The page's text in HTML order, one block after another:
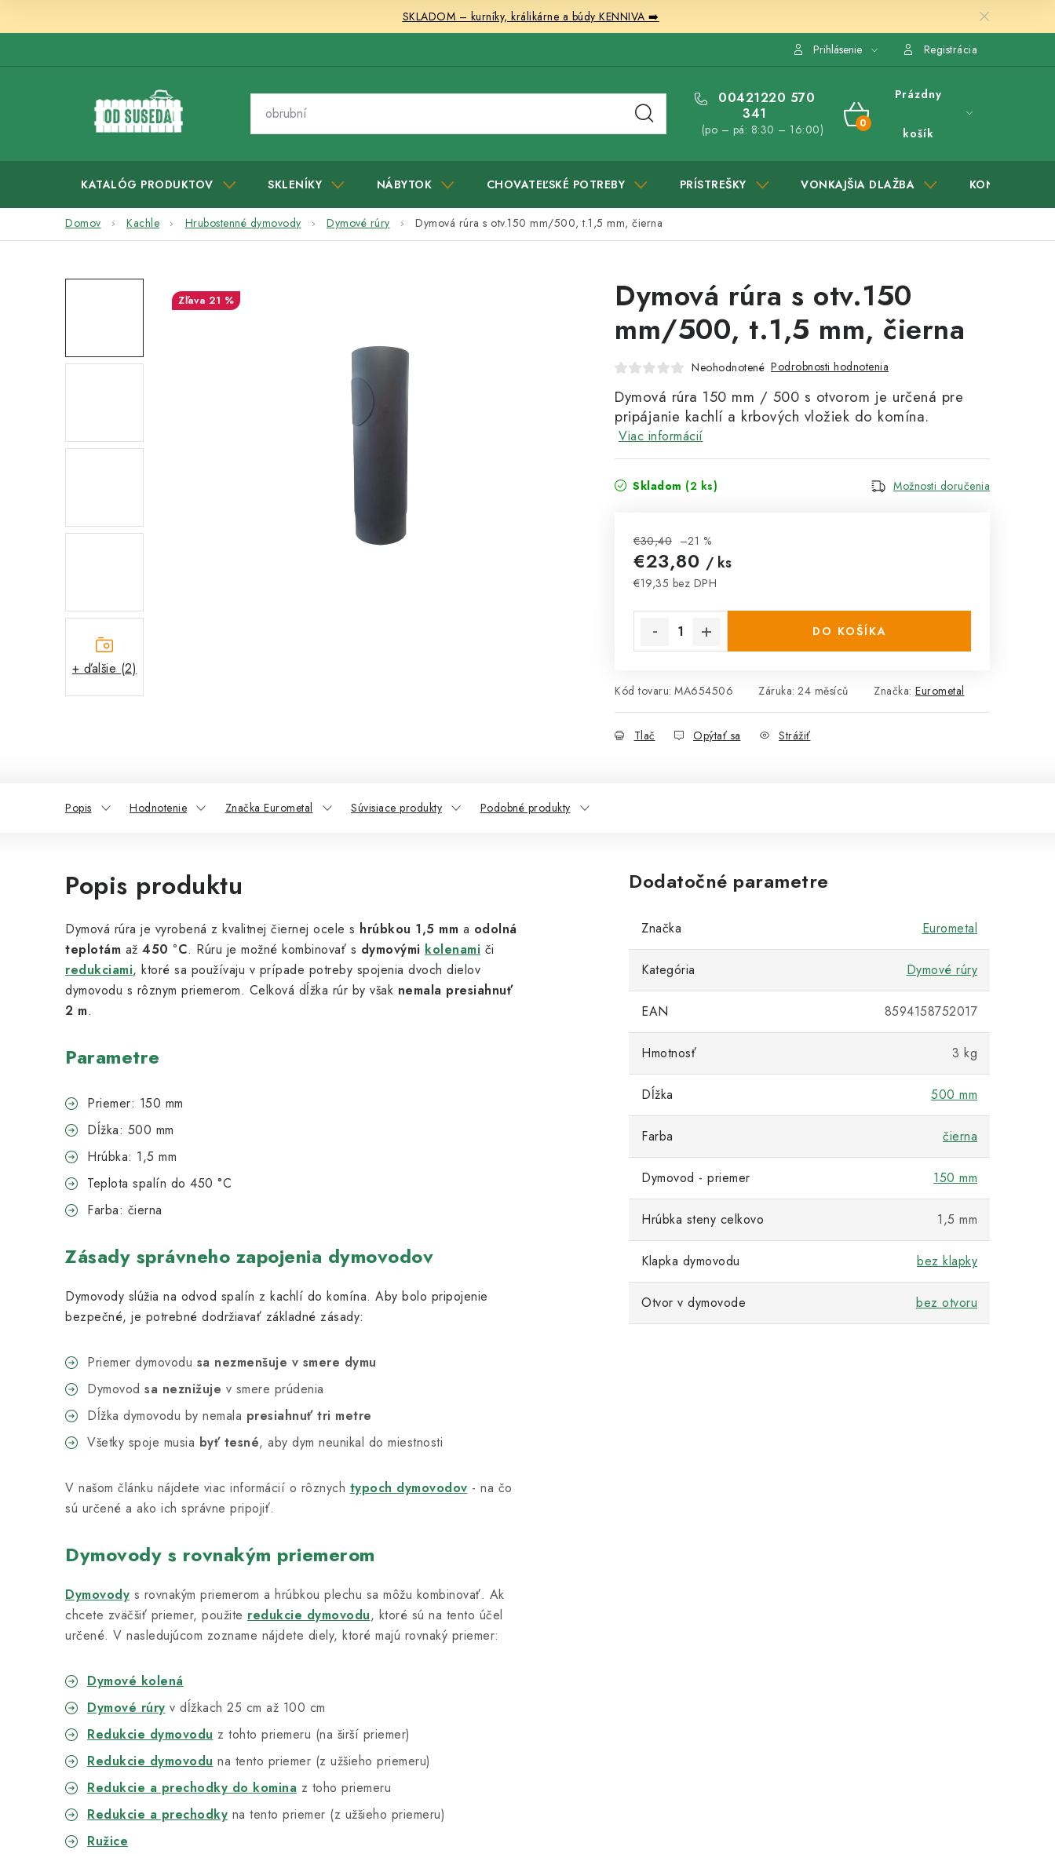
SKLADOM – kurníky, králikárne a búdy KENNIVA ➡️
Prihlásenie Registrácia
00421220 570
341
(po – pá: 8:30 – 16:00)
NÁKUPNÝ
Prázdny
košík
KATALÓG PRODUKTOV SKLENÍKY NÁBYTOK CHOVATEĽSKÉ POTREBY PRÍSTREŠKY VONKAJŠIA DLAŽBA KONTAKTY
Domov Kachle Hrubostenné dymovody Dymové rúry Dymová rúra s otv.150 mm/500, t.1,5 mm, čierna
+ ďalšie (2)
Dymová rúra s otv.150
mm/500, t.1,5 mm, čierna
Neohodnotené Podrobnosti hodnotenia
Dymová rúra 150 mm / 500 s otvorom je určená pre
pripájanie kachlí a krbových vložiek do komína.
Viac informácií
Skladom (2 ks) Možnosti doručenia
€30,40 –21 %
€23,80 / ks
€19,35 bez DPH
DO KOŠÍKA
Kód tovaru: MA654506 Záruka: 24 měsíců Značka: Eurometal
Tlač Opýtať sa Strážiť
21 %
Popis Hodnotenie Značka Eurometal Súvisiace produkty Podobné produkty
Popis produktu
Dymová rúra je vyrobená z kvalitnej čiernej ocele s hrúbkou 1,5 mm a odolná
teplotám až 450 °C. Rúru je možné kombinovať s dymovými kolenami či
redukciami, ktoré sa používaju v prípade potreby spojenia dvoch dielov
dymovodu s rôznym priemerom. Celková dĺžka rúr by však nemala presiahnuť
2 m.
Parametre
Priemer: 150 mm
Dĺžka: 500 mm
Hrúbka: 1,5 mm
Teplota spalín do 450 °C
Farba: čierna
Zásady správneho zapojenia dymovodov
Dymovody slúžia na odvod spalín z kachlí do komína. Aby bolo pripojenie
bezpečné, je potrebné dodržiavať základné zásady:
Priemer dymovodu sa nezmenšuje v smere dymu
Dymovod sa neznižuje v smere prúdenia
Dĺžka dymovodu by nemala presiahnuť tri metre
Všetky spoje musia byť tesné, aby dym neunikal do miestnosti
V našom článku nájdete viac informácií o rôznych typoch dymovodov - na čo
sú určené a ako ich správne pripojiť.
Dymovody s rovnakým priemerom
Dymovody s rovnakým priemerom a hrúbkou plechu sa môžu kombinovať. Ak
chcete zväčšiť priemer, použite redukcie dymovodu, ktoré sú na tento účel
určené. V nasledujúcom zozname nájdete diely, ktoré majú rovnaký priemer:
Dymové kolená
Dymové rúry v dĺžkach 25 cm až 100 cm
Redukcie dymovodu z tohto priemeru (na širší priemer)
Redukcie dymovodu na tento priemer (z užšieho priemeru)
Redukcie a prechodky do komina z toho priemeru
Redukcie a prechodky na tento priemer (z užšieho priemeru)
Ružice
Dodatočné parametre
Značka Eurometal
Kategória Dymové rúry
EAN 8594158752017
Hmotnosť 3 kg
Dĺžka 500 mm
Farba čierna
Dymovod - priemer 150 mm
Hrúbka steny celkovo 1,5 mm
Klapka dymovodu bez klapky
Otvor v dymovode bez otvoru